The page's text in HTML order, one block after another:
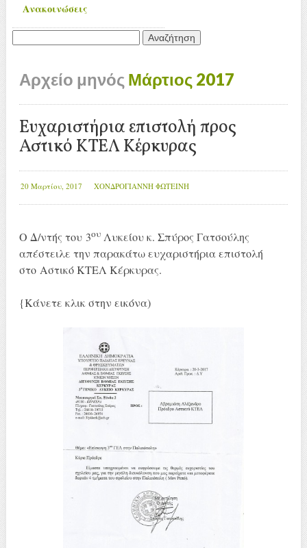
Ανακοινώσεις
Αναζήτηση
Αρχείο μηνός Μάρτιος 2017
Ευχαριστήρια επιστολή προς
Αστικό ΚΤΕΛ Κέρκυρας
20 Μαρτίου, 2017 ΧΟΝΔΡΟΓΙΑΝΝΗ ΦΩΤΕΙΝΗ
Ο Δ/ντής του 3ουΛυκείου κ. Σπύρος Γατσούλης
απέστειλε την παρακάτω ευχαριστήρια επιστολή
στο Αστικό ΚΤΕΛ Κέρκυρας.
{Κάνετε κλικ στην εικόνα)